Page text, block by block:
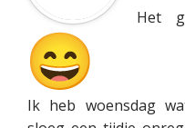
Het
Ik heb woensdag